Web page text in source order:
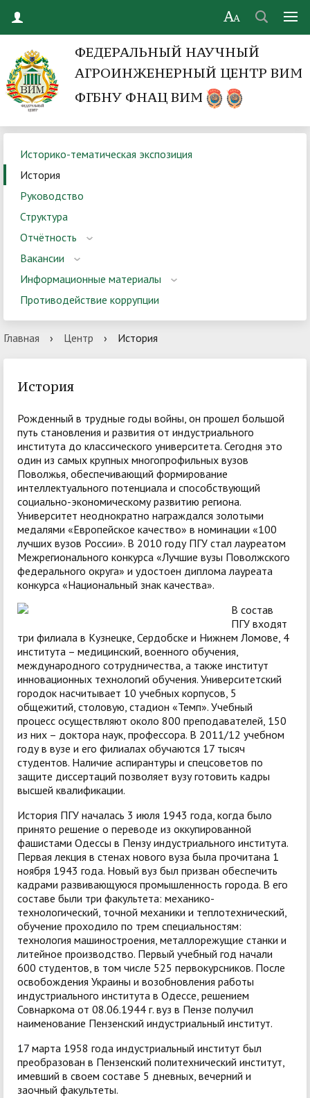
ФЕДЕРАЛЬНЫЙ НАУЧНЫЙ
АГРОИНЖЕНЕРНЫЙ ЦЕНТР ВИМ
ФГБНУ ФНАЦ ВИМ
Историко-тематическая экспозиция
История
Руководство
Структура
Отчётность
Вакансии
Информационные материалы
Противодействие коррупции
Главная › Центр › История
История
Рожденный в трудные годы войны, он прошел большой
путь становления и развития от индустриального
института до классического университета. Сегодня это
один из самых крупных многопрофильных вузов
Поволжья, обеспечивающий формирование
интеллектуального потенциала и способствующий
социально-экономическому развитию региона.
Университет неоднократно награждался золотыми
медалями «Европейское качество» в номинации «100
лучших вузов России». В 2010 году ПГУ стал лауреатом
Межрегионального конкурса «Лучшие вузы Поволжского
федерального округа» и удостоен диплома лауреата
конкурса «Национальный знак качества».
В состав
ПГУ входят
три филиала в Кузнецке, Сердобске и Нижнем Ломове, 4
института – медицинский, военного обучения,
международного сотрудничества, а также институт
инновационных технологий обучения. Университетский
городок насчитывает 10 учебных корпусов, 5
общежитий, столовую, стадион «Темп». Учебный
процесс осуществляют около 800 преподавателей, 150
из них – доктора наук, профессора. В 2011/12 учебном
году в вузе и его филиалах обучаются 17 тысяч
студентов. Наличие аспирантуры и спецсоветов по
защите диссертаций позволяет вузу готовить кадры
высшей квалификации.
История ПГУ началась 3 июля 1943 года, когда было
принято решение о переводе из оккупированной
фашистами Одессы в Пензу индустриального института.
Первая лекция в стенах нового вуза была прочитана 1
ноября 1943 года. Новый вуз был призван обеспечить
кадрами развивающуюся промышленность города. В его
составе были три факультета: механико-
технологический, точной механики и теплотехнический,
обучение проходило по трем специальностям:
технология машиностроения, металлорежущие станки и
литейное производство. Первый учебный год начали
600 студентов, в том числе 525 первокурсников. После
освобождения Украины и возобновления работы
индустриального института в Одессе, решением
Совнаркома от 08.06.1944 г. вуз в Пензе получил
наименование Пензенский индустриальный институт.
17 марта 1958 года индустриальный институт был
преобразован в Пензенский политехнический институт,
имевший в своем составе 5 дневных, вечерний и
заочный факультеты.